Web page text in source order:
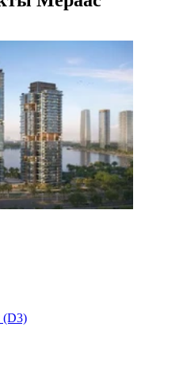
(D3)